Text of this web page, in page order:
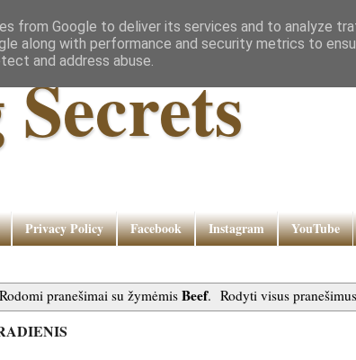
Privacy Policy Facebook Instagram YouTube
Rodomi pranešimai su žymėmis Beef. Rodyti visus pranešimus
from Google to deliver its services and to analyze
along with performance and security metrics to
and address abuse.